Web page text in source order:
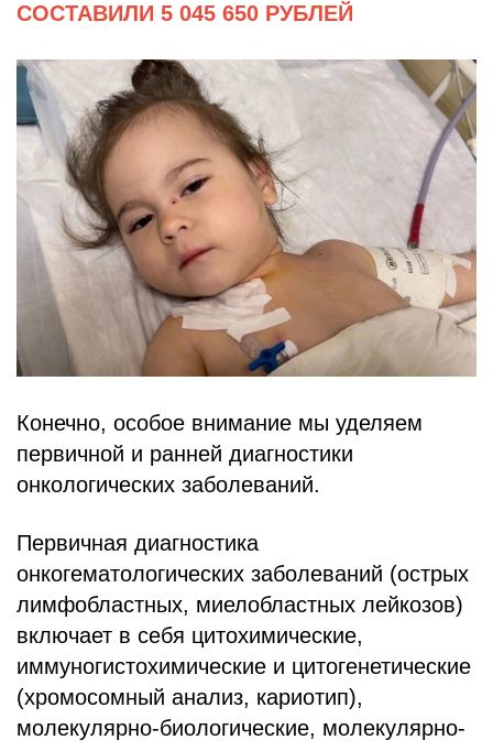
СОСТАВИЛИ 5 045 650 РУБЛЕЙ
Конечно, особое внимание мы уделяем
первичной и ранней диагностики
онкологических заболеваний.
Первичная диагностика
онкогематологических заболеваний (острых
лимфобластных, миелобластных лейкозов)
включает в себя цитохимические,
иммуногистохимические и цитогенетические
(хромосомный анализ, кариотип),
молекулярно-биологические, молекулярно-